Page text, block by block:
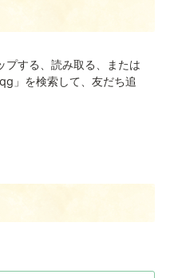
プする、読み取る、または
」を検索して、友だち追